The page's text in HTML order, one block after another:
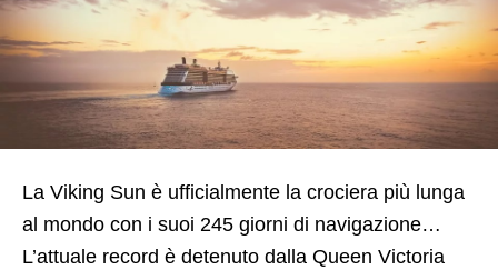
La Viking Sun è ufficialmente la crociera più lunga
al mondo con i suoi 245 giorni di navigazione…
L’attuale record è detenuto dalla Queen Victoria